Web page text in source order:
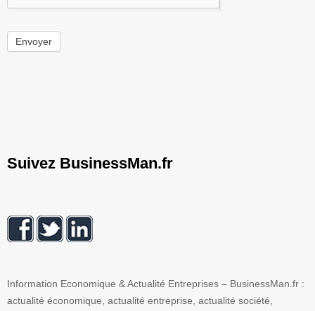
Envoyer
Suivez BusinessMan.fr
Information Economique & Actualité Entreprises – BusinessMan.fr :
actualité économique, actualité entreprise, actualité société,